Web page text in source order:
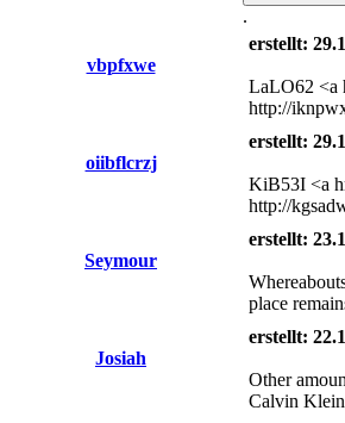
.
vbpfxwe
erstellt:
LaLO62 <a
http://
oiibflcrzj
erstellt:
KiB53I <a
http://
Seymour
erstellt:
place
Josiah
erstellt:
Other
Calvin